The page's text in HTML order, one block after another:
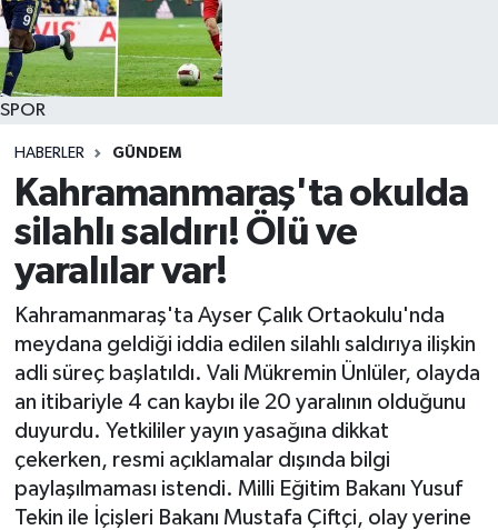
SPOR
HABERLER GÜNDEM
Kahramanmaraş'ta okulda
silahlı saldırı! Ölü ve
yaralılar var!
Kahramanmaraş'ta Ayser Çalık Ortaokulu'nda
meydana geldiği iddia edilen silahlı saldırıya ilişkin
adli süreç başlatıldı. Vali Mükremin Ünlüler, olayda
an itibariyle 4 can kaybı ile 20 yaralının olduğunu
duyurdu. Yetkililer yayın yasağına dikkat
çekerken, resmi açıklamalar dışında bilgi
paylaşılmaması istendi. Milli Eğitim Bakanı Yusuf
Tekin ile İçişleri Bakanı Mustafa Çiftçi, olay yerine